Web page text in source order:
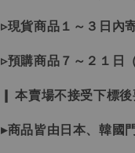
▹現貨商品１～３日內
▹預購商品７～２１日
❙ 本賣場不接受下標
▸商品皆由日本、韓國